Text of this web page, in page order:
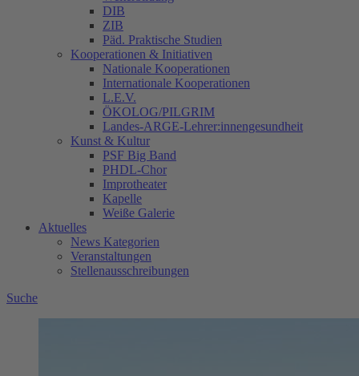
DIB
ZIB
Päd. Praktische Studien
Kooperationen & Initiativen
Nationale Kooperationen
Internationale Kooperationen
L.E.V.
ÖKOLOG/PILGRIM
Landes-ARGE-Lehrer:innengesundheit
Kunst & Kultur
PSF Big Band
PHDL-Chor
Improtheater
Kapelle
Weiße Galerie
Aktuelles
News Kategorien
Veranstaltungen
Stellenausschreibungen
Suche